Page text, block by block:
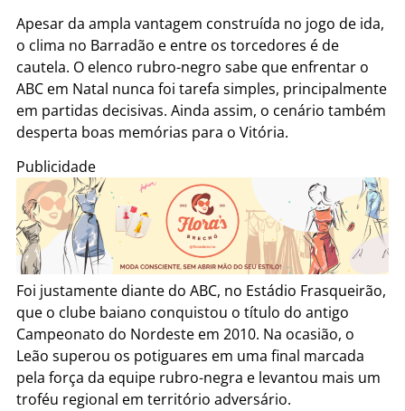
Apesar da ampla vantagem construída no jogo de ida,
o clima no Barradão e entre os torcedores é de
cautela. O elenco rubro-negro sabe que enfrentar o
ABC em Natal nunca foi tarefa simples, principalmente
em partidas decisivas. Ainda assim, o cenário também
desperta boas memórias para o Vitória.
Publicidade
Foi justamente diante do ABC, no Estádio Frasqueirão,
que o clube baiano conquistou o título do antigo
Campeonato do Nordeste em 2010. Na ocasião, o
Leão superou os potiguares em uma final marcada
pela força da equipe rubro-negra e levantou mais um
troféu regional em território adversário.